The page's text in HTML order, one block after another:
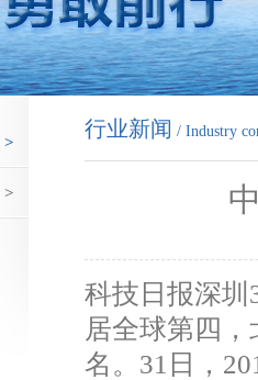
>
>
行业新闻 / Industry
科技日报深圳
居全球第四
名。31日，